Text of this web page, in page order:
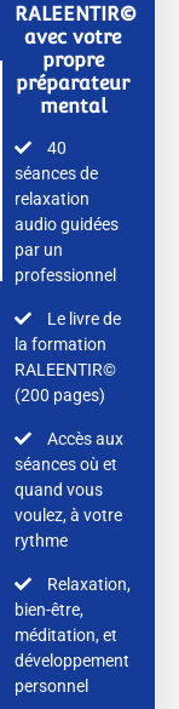
RALEENTIR©
avec votre
propre
préparateur
mental
40
séances de
relaxation
audio guidées
par un
professionnel
Le livre de
la formation
RALEENTIR©
(200 pages)
Accès aux
séances où et
quand vous
voulez, à votre
rythme
Relaxation,
bien-être,
méditation, et
développement
personnel